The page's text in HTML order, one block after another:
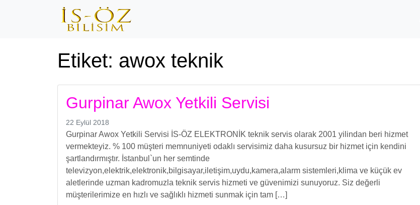
Etiket: awox teknik
Gurpinar Awox Yetkili Servisi
22 Eylül 2018
Gurpinar Awox Yetkili Servisi İS-ÖZ ELEKTRONİK teknik servis olarak 2001 yilindan beri hizmet
vermekteyiz. % 100 müşteri memnuniyeti odaklı servisimiz daha kusursuz bir hizmet için kendini
şartlandırmıştır. İstanbul`un her semtinde
televizyon,elektrik,elektronik,bilgisayar,iletişim,uydu,kamera,alarm sistemleri,klima ve küçük ev
aletlerinde uzman kadromuzla teknik servis hizmeti ve güvenimizi sunuyoruz. Siz değerli
müşterilerimize en hızlı ve sağlıklı hizmeti sunmak için tam […]